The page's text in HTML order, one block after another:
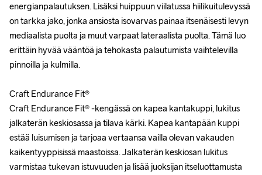
energianpalautuksen. Lisäksi huippuun viilatussa hiilikuitulevyssä
on tarkka jako, jonka ansiosta isovarvas painaa itsenäisesti levyn
mediaalista puolta ja muut varpaat lateraalista puolta. Tämä luo
erittäin hyvää vääntöä ja tehokasta palautumista vaihtelevilla
pinnoilla ja kulmilla.
Craft Endurance Fit®
Craft Endurance Fit® -kengässä on kapea kantakuppi, lukitus
jalkaterän keskiosassa ja tilava kärki. Kapea kantapään kuppi
estää luisumisen ja tarjoaa vertaansa vailla olevan vakauden
kaikentyyppisissä maastoissa. Jalkaterän keskiosan lukitus
varmistaa tukevan istuvuuden ja lisää juoksijan itseluottamusta
energianpalautuksen. Lisäksi huippuun viilatussa hiilikuitulevyssä
on tarkka jako, jonka ansiosta isovarvas painaa itsenäisesti levyn
mediaalista puolta ja muut varpaat lateraalista puolta. Tämä luo
erittäin hyvää vääntöä ja tehokasta palautumista vaihtelevilla
pinnoilla ja kulmilla.
Craft Endurance Fit®
Craft Endurance Fit® -kengässä on kapea kantakuppi, lukitus
jalkaterän keskiosassa ja tilava kärki. Kapea kantapään kuppi
estää luisumisen ja tarjoaa vertaansa vailla olevan vakauden
kaikentyyppisissä maastoissa. Jalkaterän keskiosan lukitus
varmistaa tukevan istuvuuden ja lisää juoksijan itseluottamusta